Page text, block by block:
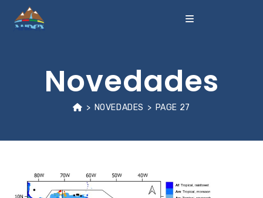
Novedades
> NOVEDADES > PAGE 27